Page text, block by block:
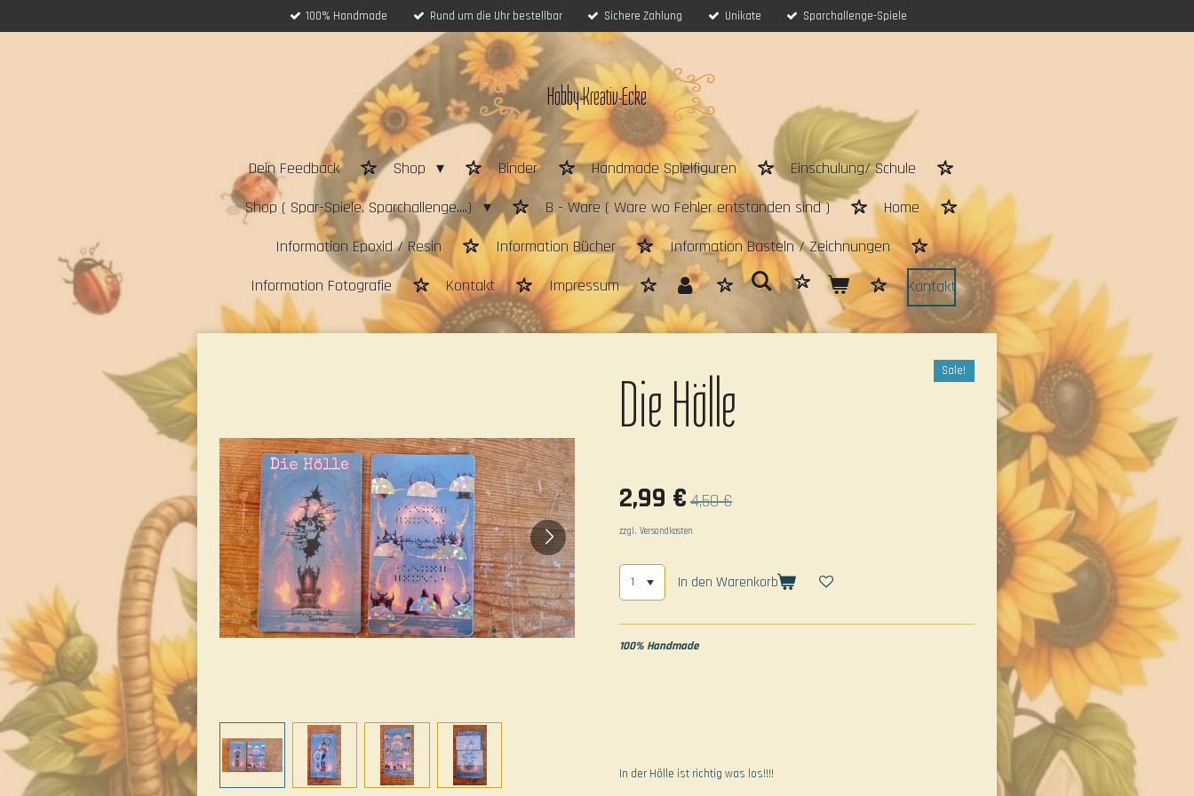
100% Handmade Rund um die Uhr bestellbar Sichere Zahlung Unikate Sparchallenge-Spiele
Hobby-Kreativ-Ecke
Dein Feedback Shop Binder Handmade Spielfiguren
Einschulung/ Schule
Shop ( Spar-Spiele, Sparchallenge....)
B - Ware ( Ware wo Fehler entstanden sind )
Home
Information Epoxid / Resin
Information Bücher
Information Basteln / Zeichnungen
Information Fotografie
Kontakt Impressum Kontakt
Die Hölle Sale!
2,99 €4,50 €
zzgl. Versandkosten
In den Warenkorb
100% Handmade
In der Hölle ist richtig was los!!!!